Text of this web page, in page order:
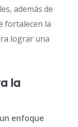
además de
fortalecen la
lograr una
la
enfoque